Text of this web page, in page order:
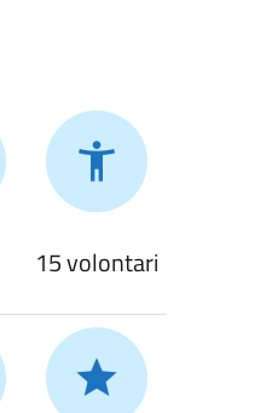
15 volontari